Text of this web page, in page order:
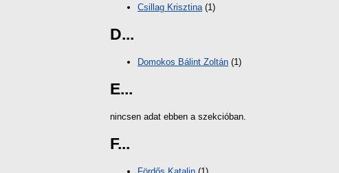
Csillag Krisztina (1)
D...
Domokos Bálint Zoltán (1)
E...
nincsen adat ebben a szekcióban.
F...